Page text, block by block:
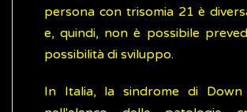
persona con trisomia 21 è
e, quindi, non è possibile
possibilità di sviluppo.
In Italia, la sindrome di Down